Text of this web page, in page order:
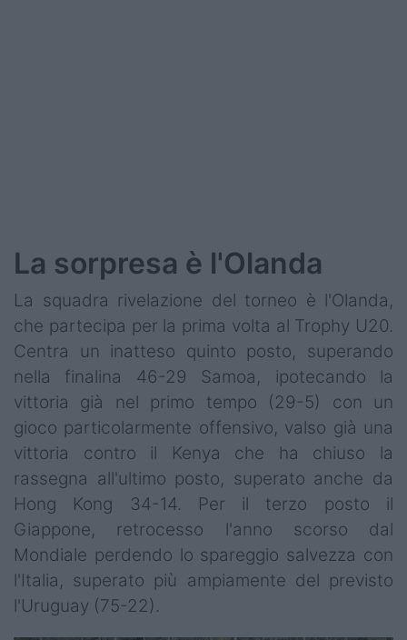
La sorpresa è l'Olanda
La squadra rivelazione del torneo è l'Olanda,
che partecipa per la prima volta al Trophy U20.
Centra un inatteso quinto posto, superando
nella finalina 46-29 Samoa, ipotecando la
vittoria già nel primo tempo (29-5) con un
gioco particolarmente offensivo, valso già una
vittoria contro il Kenya che ha chiuso la
rassegna all'ultimo posto, superato anche da
Hong Kong 34-14. Per il terzo posto il
Giappone, retrocesso l'anno scorso dal
Mondiale perdendo lo spareggio salvezza con
l'Italia, superato più ampiamente del previsto
l'Uruguay (75-22).